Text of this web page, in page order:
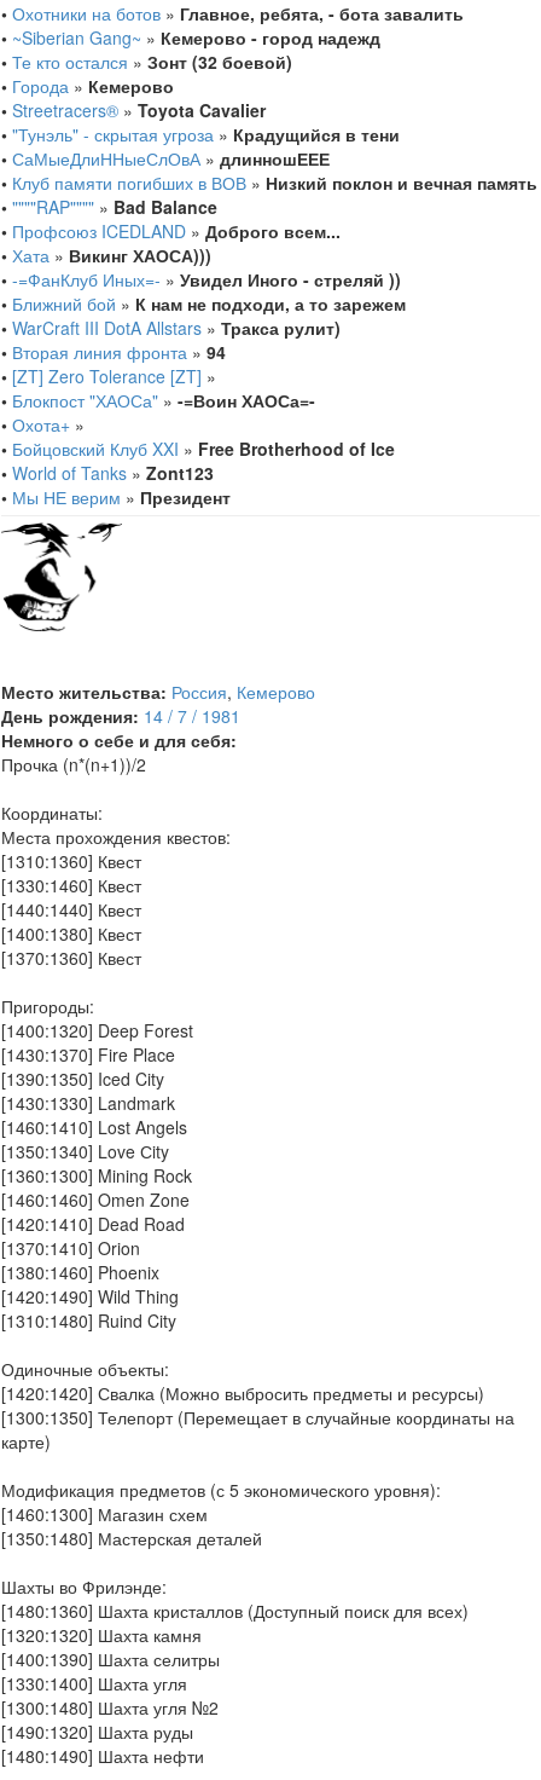
• Охотники на ботов » Главное, ребята, - бота завалить
• ~Siberian Gang~ » Кемерово - город надежд
• Те кто остался » Зонт (32 боевой)
• Города » Кемерово
• Streetracers® » Toyota Cavalier
• "Тунэль" - скрытая угроза » Крадущийся в тени
• СаМыеДлиННыеСлОвА» длинношЕЕЕ
• Клуб памяти погибших в ВОВ » Низкий поклон и вечная память
• """"RAP"""" » Bad Balance
• Профсоюз ICEDLAND » Доброго всем...
• Хата » Викинг ХАОСА)))
• -=ФанКлуб Иных=- » Увидел Иного - стреляй ))
• Ближний бой » К нам не подходи, а то зарежем
• WarCraft III DotA Allstars » Тракса рулит)
• Вторая линия фронта » 94
• [ZT] Zero Tolerance [ZT] »
• Блокпост "ХАОСа" » -=Воин ХАОСа=-
• Охота+ »
• Бойцовский Клуб XXI » Free Brotherhood of Ice
• World of Tanks » Zont123
• Мы НЕ верим » Президент
Место жительства: Россия, Кемерово
День рождения: 14 / 7 / 1981
Немного о себе и для себя:
Прочка (n*(n+1))/2
Координаты:
Места прохождения квестов:
[1310:1360] Квест
[1330:1460] Квест
[1440:1440] Квест
[1400:1380] Квест
[1370:1360] Квест
Пригороды:
[1400:1320] Deep Forest
[1430:1370] Fire Place
[1390:1350] Iced City
[1430:1330] Landmark
[1460:1410] Lost Angels
[1350:1340] Love Сity
[1360:1300] Mining Rock
[1460:1460] Omen Zone
[1420:1410] Dead Road
[1370:1410] Orion
[1380:1460] Phoenix
[1420:1490] Wild Thing
[1310:1480] Ruind City
Одиночные объекты:
[1420:1420] Свалка (Можно выбросить предметы и ресурсы)
[1300:1350] Телепорт (Перемещает в случайные координаты на
карте)
Модификация предметов (с 5 экономического уровня):
[1460:1300] Магазин схем
[1350:1480] Мастерская деталей
Шахты во Фрилэнде:
[1480:1360] Шахта кристаллов (Доступный поиск для всех)
[1320:1320] Шахта камня
[1400:1390] Шахта селитры
[1330:1400] Шахта угля
[1300:1480] Шахта угля №2
[1490:1320] Шахта руды
[1480:1490] Шахта нефти